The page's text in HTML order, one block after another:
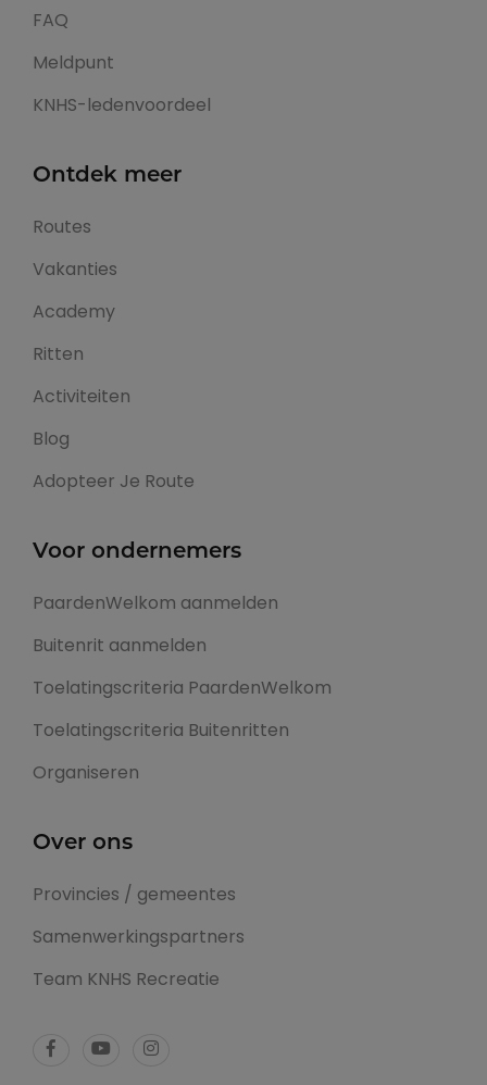
FAQ
Meldpunt
KNHS-ledenvoordeel
Ontdek meer
Routes
Vakanties
Academy
Ritten
Activiteiten
Blog
Adopteer Je Route
Voor ondernemers
PaardenWelkom aanmelden
Buitenrit aanmelden
Toelatingscriteria PaardenWelkom
Toelatingscriteria Buitenritten
Organiseren
Over ons
Provincies / gemeentes
Samenwerkingspartners
Team KNHS Recreatie